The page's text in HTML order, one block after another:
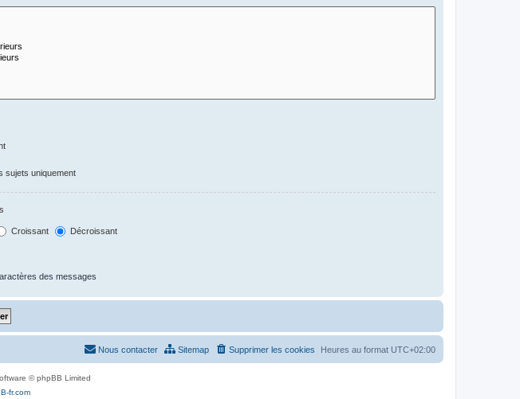
sujets uniquement
Croissant Décroissant
des messages
Heures au format UTC+02:00
Supprimer les cookies
Sitemap
Nous contacter
© phpBB Limited
fr.com